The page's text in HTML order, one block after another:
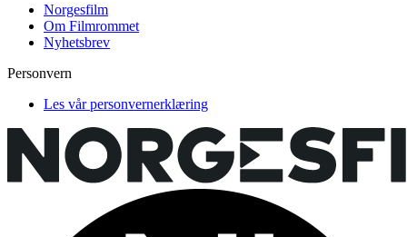
Norgesfilm
Om Filmrommet
Nyhetsbrev
Personvern
Les vår personvernerklæring